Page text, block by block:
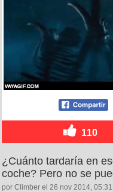
110
¿Cuánto tardaría en
coche? Pero no se
por Climber el 26 nov 2014, 05:31